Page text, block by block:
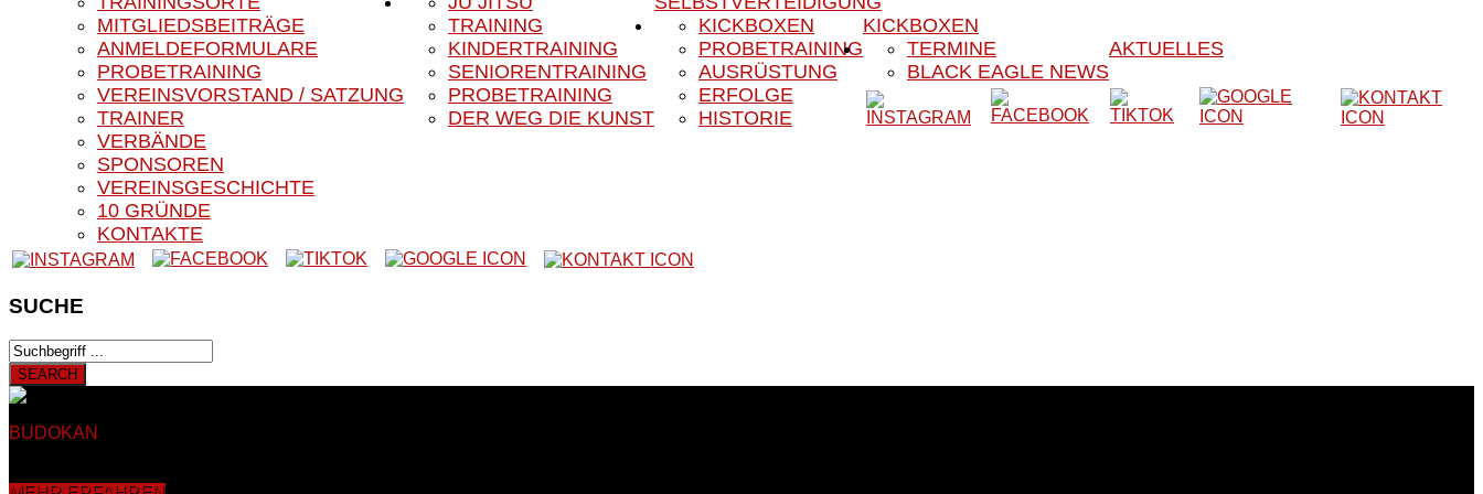
MITGLIEDSBEITRÄGE
ANMELDEFORMULARE
PROBETRAINING
VEREINSVORSTAND / SATZUNG
TRAINER
VERBÄNDE
SPONSOREN
VEREINSGESCHICHTE
10 GRÜNDE
KONTAKTE
TRAINING
KINDERTRAINING
SENIORENTRAINING
PROBETRAINING
DER WEG DIE KUNST
KICKBOXEN
KICKBOXEN
PROBETRAINING
AUSRÜSTUNG
ERFOLGE
HISTORIE
AKTUELLES
TERMINE
BLACK EAGLE NEWS
SUCHE
BUDOKAN